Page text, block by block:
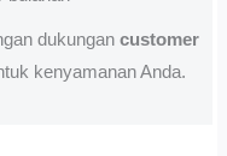
dukungan customer
kenyamanan Anda.